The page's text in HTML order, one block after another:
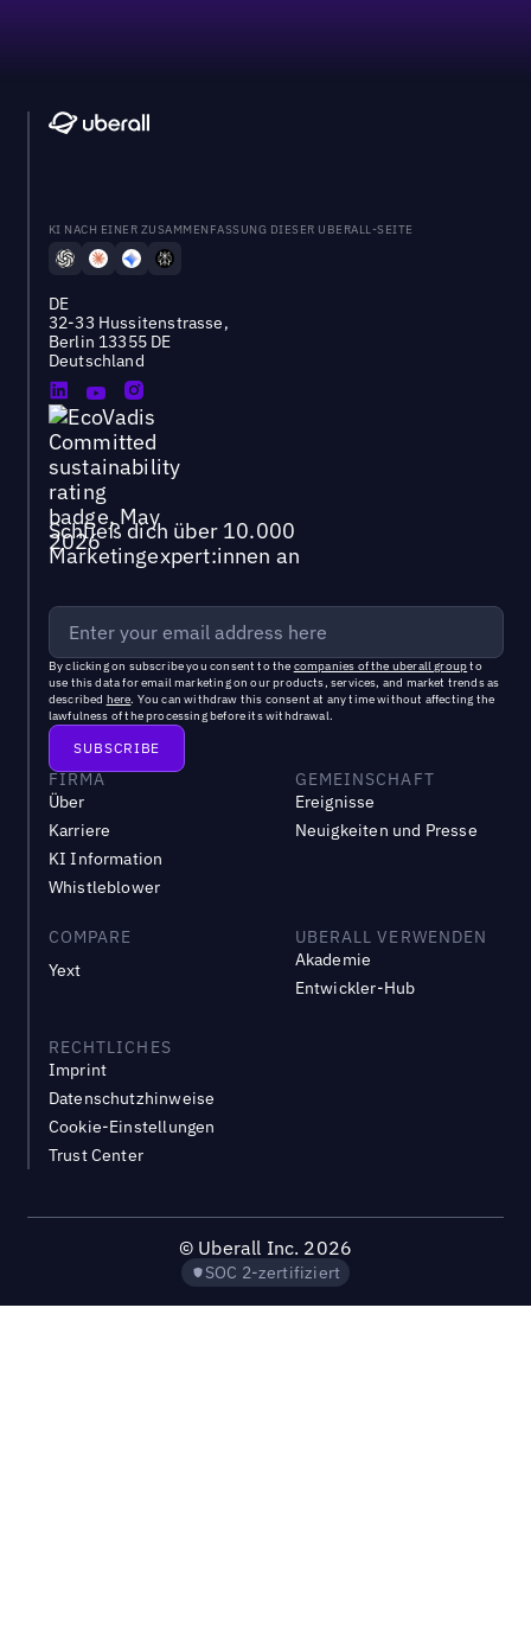
KI NACH EINER ZUSAMMENFASSUNG DIESER UBERALL-SEITE
DE
32-33 Hussitenstrasse,
Berlin 13355 DE
Deutschland
Schließ dich über 10.000
Marketingexpert:innen an
By clicking on subscribe you consent to the companies of the uberall groupto
use this data for email marketing on our products, services, and market trends as
described here. You can withdraw this consent at any time without affecting the
lawfulness of the processing before its withdrawal.
FIRMA
Über
Karriere
KI Information
Whistleblower
GEMEINSCHAFT
Ereignisse
Neuigkeiten und Presse
COMPARE
Yext
UBERALL VERWENDEN
Akademie
Entwickler-Hub
RECHTLICHES
Imprint
Datenschutzhinweise
Cookie-Einstellungen
Trust Center
© Uberall Inc. 2026
SOC 2-zertifiziert